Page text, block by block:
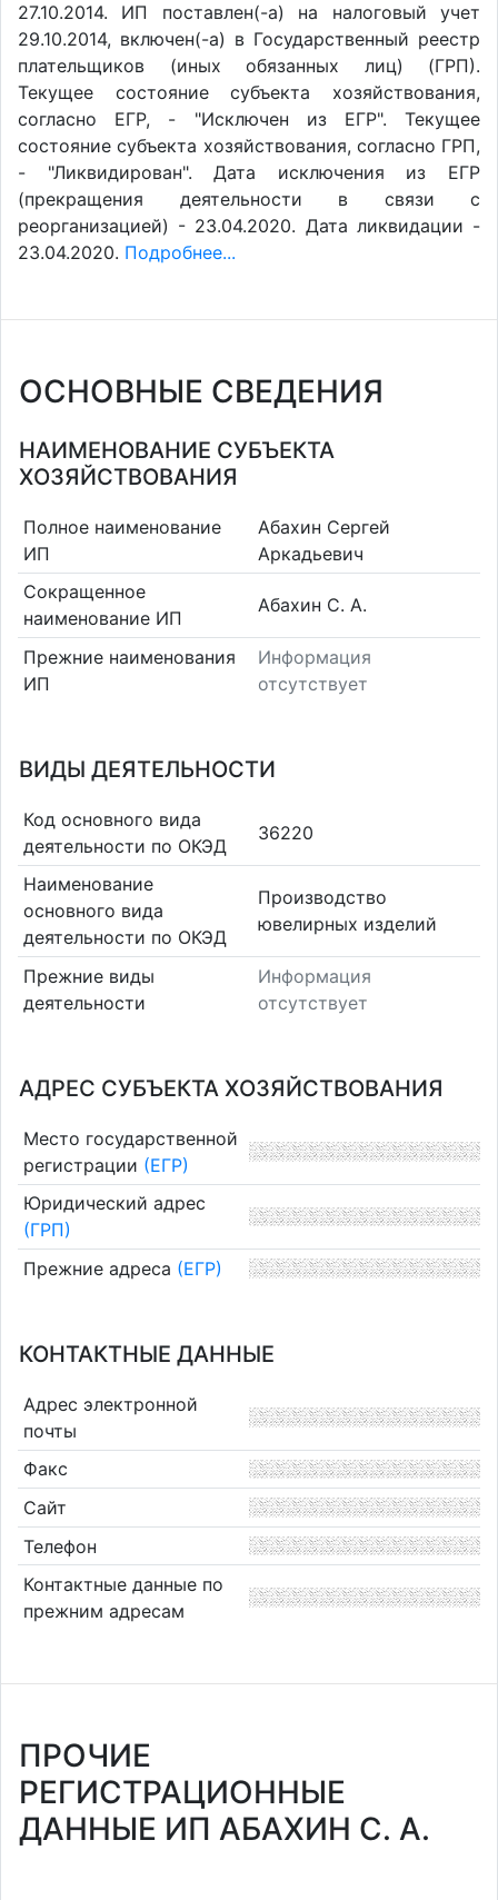
27.10.2014. ИП поставлен(-a) на налоговый учет
29.10.2014, включен(-a) в Государственный реестр
плательщиков (иных обязанных лиц) (ГРП).
Текущее состояние субъекта хозяйствования,
согласно ЕГР, - "Исключен из ЕГР". Текущее
состояние субъекта хозяйствования, согласно ГРП,
- "Ликвидирован". Дата исключения из ЕГР
(прекращения деятельности в связи с
реорганизацией) - 23.04.2020. Дата ликвидации -
23.04.2020. Подробнее...
ОСНОВНЫЕ СВЕДЕНИЯ
НАИМЕНОВАНИЕ СУБЪЕКТА
ХОЗЯЙСТВОВАНИЯ
Полное наименование
ИП
Абахин Сергей
Аркадьевич
Сокращенное
наименование ИП
Абахин С. А.
Прежние наименования
ИП
Информация
отсутствует
ВИДЫ ДЕЯТЕЛЬНОСТИ
Код основного вида
деятельности по ОКЭД
36220
Наименование
основного вида
деятельности по ОКЭД
Производство
ювелирных изделий
Прежние виды
деятельности
Информация
отсутствует
АДРЕС СУБЪЕКТА ХОЗЯЙСТВОВАНИЯ
Место государственной
регистрации (ЕГР)
Юридический адрес
(ГРП)
Прежние адреса (ЕГР)
КОНТАКТНЫЕ ДАННЫЕ
Адрес электронной
почты
Факс
Сайт
Телефон
Контактные данные по
прежним адресам
ПРОЧИЕ
РЕГИСТРАЦИОННЫЕ
ДАННЫЕ ИП АБАХИН С. А.